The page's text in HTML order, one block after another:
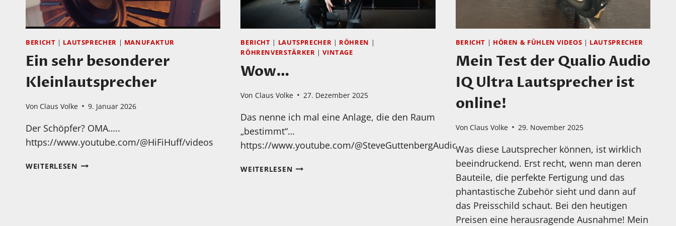
BERICHT | LAUTSPRECHER | MANUFAKTUR
Ein sehr besonderer
Kleinlautsprecher
Von Claus Volke 9. Januar 2026
Der Schöpfer? OMA…..
https://www.youtube.com/@HiFiHuff/videos
WEITERLESENEIN
BERICHT | LAUTSPRECHER | RÖHREN |
RÖHRENVERSTÄRKER |VINTAGE
Wow…
Von Claus Volke 27. Dezember 2025
Das nenne ich mal eine Anlage, die den Raum
„bestimmt“…
https://www.youtube.com/@SteveGuttenbergAudiophiliac/videos
WEITERLESENWOW…
BERICHT | HÖREN & FÜHLEN VIDEOS | LAUTSPRECHER
Mein Test der Qualio Audio
IQ Ultra Lautsprecher ist
online!
Von Claus Volke 29. November 2025
Was diese Lautsprecher können, ist wirklich
beeindruckend. Erst recht, wenn man deren
Bauteile, die perfekte Fertigung und das
phantastische Zubehör sieht und dann auf
das Preisschild schaut. Bei den heutigen
Preisen eine herausragende Ausnahme! Mein